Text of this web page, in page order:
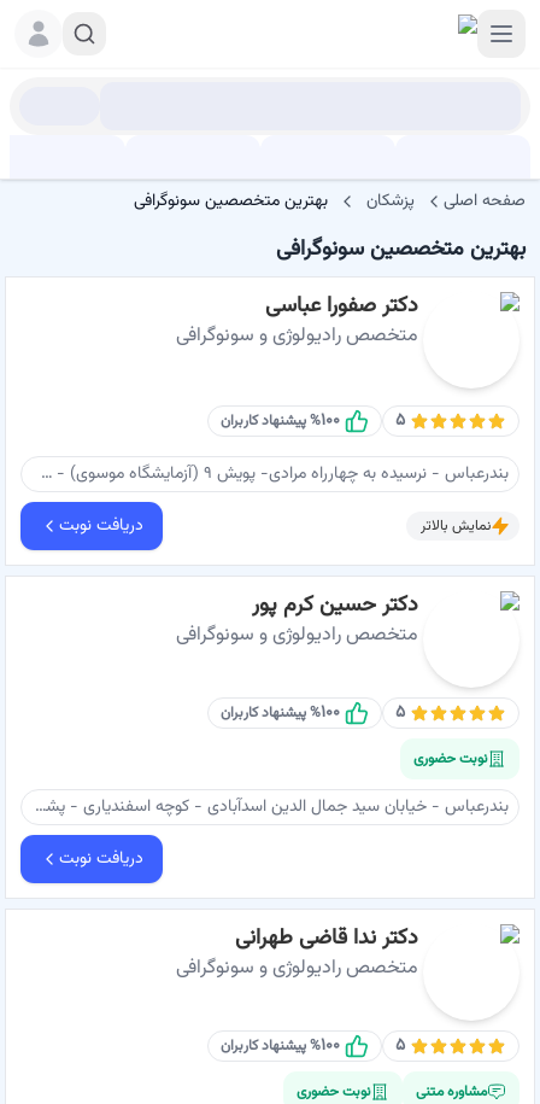
صفحه اصلی پزشکان بهترین متخصصین سونوگرافی
بهترین متخصصین سونوگرافی
دکتر صفورا عباسی
متخصص رادیولوژی و سونوگرافی
۵ ۱۰۰% پیشنهاد کاربران
بندرعباس - نرسیده به چهارراه مرادی- پویش ۹ (آزمایشگاه موسوی) - ساختمان پزشکان نگین - طبقه ۴ - سونوگرافی دکتر عباسی
نمایش بالاتر دریافت نوبت
دکتر حسین کرم پور
متخصص رادیولوژی و سونوگرافی
۵ ۱۰۰% پیشنهاد کاربران
نوبت حضوری
بندرعباس - خیابان سید جمال الدین اسدآبادی - کوچه اسفندیاری - پشت آزمایشگاه موسوی - ساختمان پزشکان حکیم - طبقه اول - دکتر کرم پور
دریافت نوبت
دکتر ندا قاضی طهرانی
متخصص رادیولوژی و سونوگرافی
۵ ۱۰۰% پیشنهاد کاربران
مشاوره متنی نوبت حضوری